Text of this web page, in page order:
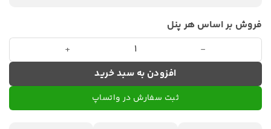
فروش بر اساس هر پنل
دیوارپوش چوبی دوبل ایزیا پنل کد 1008 عدد
افزودن به سبد خرید
ثبت سفارش در واتساپ